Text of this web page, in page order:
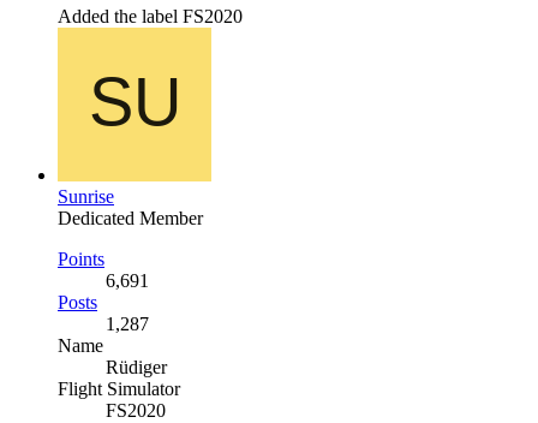
Added the label FS2020
Sunrise
Dedicated Member
Points
6,691
Posts
1,287
Name
Rüdiger
Flight Simulator
FS2020